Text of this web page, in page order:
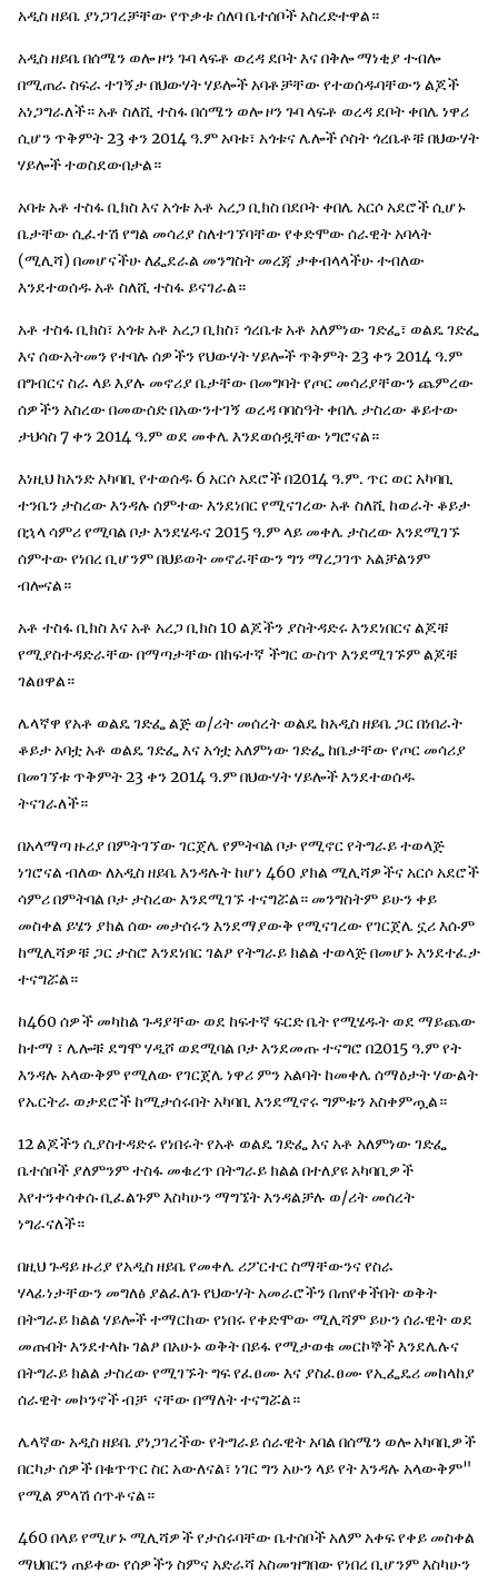
አዲስ ዘይቤ ያነጋገረቻቸው የጥቃቱ ሰለባ ቤተሰቦች አስረድተዋል።
አዲስ ዘይቤ በሰሜን ወሎ ዞን ጉባ ላፍቶ ወረዳ ደቦት እና በቅሎ ማነቂያ ተብሎ
በሚጠራ ስፍራ ተገኝታ በህውሃት ሃይሎች አባቶቻቸው የተወሰዱባቸውን ልጆች
አነጋግራለች። አቶ ስለሺ ተስፋ በሰሜን ወሎ ዞን ጉባ ላፍቶ ወረዳ ደቦት ቀበሌ ነዋሪ
ሲሆን ጥቅምት 23 ቀን 2014 ዓ.ም አባቱ፣ አጎቱና ሌሎች ሶስት ጎረቤቶቹ በህውሃት
ሃይሎች ተወስደውበታል።
አባቱ አቶ ተስፋ ቢክስ እና አጎቱ አቶ አረጋ ቢክስ በደቦት ቀበሌ አርሶ አደሮች ሲሆኑ
ቤታቸው ሲፈተሽ የግል መሳሪያ ስለተገኘባቸው የቀድሞው ሰራዊት አባላት
(ሚሊሻ) በመሆናችሁ ለፌደራል መንግስት መረጃ ታቀብላላችሁ ተብለው
እንደተወሰዱ አቶ ስለሺ ተስፋ ይናገራል።
አቶ ተስፋ ቢክስ፣ አጎቱ አቶ አረጋ ቢክስ፣ ጎረቤቱ አቶ አለምነው ገድፌ፣ ወልዴ ገድፌ
እና ሰውአትመን የተባሉ ሰዎችን የህውሃት ሃይሎች ጥቅምት 23 ቀን 2014 ዓ.ም
በግብርና ስራ ላይ እያሉ መኖሪያ ቤታቸው በመግባት የጦር መሳሪያቸውን ጨምረው
ሰዎችን አስረው በመውሰድ በአውንተገኝ ወረዳ ባባስዓት ቀበሌ ታስረው ቆይተው
ታህሳስ 7 ቀን 2014 ዓ.ም ወደ መቀሌ እንደወሰዷቸው ነግሮናል።
እነዚህ ከአንድ አካባቢ የተወሰዱ 6 አርሶ አደሮች በ2014 ዓ.ም. ጥር ወር አካባቢ
ተንቤን ታስረው እንዳሉ ሰምተው እንደነበር የሚናገረው አቶ ስለሺ ከወራት ቆይታ
በኋላ ሳምሪ የሚባል ቦታ እንደሄዱና 2015 ዓ.ም ላይ መቀሌ ታስረው እንደሚገኙ
ሰምተው የነበረ ቢሆንም በህይወት መኖራቸውን ግን ማረጋገጥ አልቻልንም
ብሎናል።
አቶ ተስፋ ቢክስ እና አቶ አረጋ ቢክስ 10 ልጆችን ያስትዳድሩ እንደነበርና ልጆቹ
የሚያስተዳድራቸው በማጣታቸው በከፍተኛ ችግር ውስጥ እንደሚገኙም ልጆቹ
ገልፀዋል።
ሌላኛዋ የአቶ ወልዴ ገድፌ ልጅ ወ/ሪት መሰረት ወልዴ ከአዲስ ዘይቤ ጋር በነበራት
ቆይታ አባቷ አቶ ወልዴ ገድፌ እና አጎቷ አለምነው ገድፌ ከቤታቸው የጦር መሳሪያ
በመገኘቱ ጥቅምት 23 ቀን 2014 ዓ.ም በህውሃት ሃይሎች እንደተወሰዱ
ትናገራለች።
በአላማጣ ዙሪያ በምትገኘው ገርጀሌ የምትባል ቦታ የሚኖር የትግራይ ተወላጅ
ነገሮናል ብለው ለአዲስ ዘይቤ እንዳሉት ከሆነ 460 ያክል ሚሊሻዎችና አርሶ አደሮች
ሳምሪ በምትባል ቦታ ታስረው እንደሚገኙ ተናግሯል። መንግስትም ይሁን ቀይ
መስቀል ይሄን ያክል ሰው መታሰሩን እንደማያውቅ የሚናገረው የገርጀሌ ኗሪ እሱም
ከሚሊሻዎቹ ጋር ታስሮ እንደነበር ገልፆ የትግራይ ክልል ተወላጅ በመሆኑ እንደተፈታ
ተናግሯል።
ከ460 ሰዎች መካከል ጉዳያቸው ወደ ከፍተኛ ፍርድ ቤት የሚሄዱት ወደ ማይጨው
ከተማ ፣ ሌሎቹ ደግሞ ሃዲሾ ወደሚባል ቦታ እንደመጡ ተናግሮ በ2015 ዓ.ም የት
እንዳሉ አላውቅም የሚለው የገርጀሌ ነዋሪ ምን አልባት ከመቀሌ ሰማዕታት ሃውልት
የኤርትራ ወታደሮች ከሚታሰሩበት አካባቢ እንደሚኖሩ ግምቱን አስቀምጧል።
12 ልጆችን ሲያስተዳድሩ የነበሩት የአቶ ወልዴ ገድፌ እና አቶ አለምነው ገድፌ
ቤተሰቦች ያለምንም ተስፋ መቁረጥ በትግራይ ክልል በተለያዩ አካባቢዎች
እየተንቀሳቀሱ ቢፈልጉም እስካሁን ማግኜት እንዳልቻሉ ወ/ሪት መሰረት
ነግራናለች።
በዚህ ጉዳይ ዙሪያ የአዲስ ዘይቤ የመቀሌ ሪፖርተር ስማቸውንና የስራ
ሃላፊነታቸውን መግለፅ ያልፈለጉ የህውሃት አመራሮችን በጠየቀችበት ወቅት
በትግራይ ክልል ሃይሎች ተማርከው የነበሩ የቀድሞው ሚሊሻም ይሁን ሰራዊት ወደ
መጡበት እንደተላኩ ገልፆ በአሁኑ ወቅት በይፋ የሚታወቁ መርኮኞች እንደሌሉና
በትግራይ ክልል ታስረው የሚገኙት ግፍ የፈፀሙ እና ያስፈፀሙ የኢፌዴሪ መከላከያ
ሰራዊት መኮንኖች ብቻ ናቸው በማለት ተናግሯል።
ሌላኛው አዲስ ዘይቤ ያነጋገረችው የትግራይ ሰራዊት አባል በሰሜን ወሎ አካባቢዎች
በርካታ ሰዎች በቁጥጥር ስር አውለናል፣ ነገር ግን አሁን ላይ የት እንዳሉ አላውቅም"
የሚል ምላሽ ሰጥቶናል።
460 በላይ የሚሆኑ ሚሊሻዎች የታሰሩባቸው ቤተሰቦች አለም አቀፍ የቀይ መስቀል
ማህበርን ጠይቀው የሰዎችን ስምና አድራሻ አስመዝግበው የነበረ ቢሆንም እስካሁን